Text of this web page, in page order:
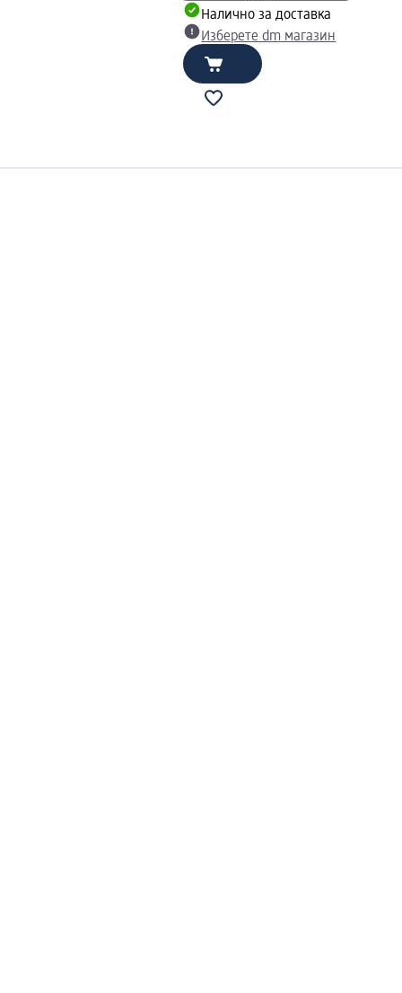
Налично за доставка
Изберете dm магазин